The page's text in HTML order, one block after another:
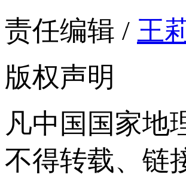
责任编辑 / 王
版权声明
凡中国国家地
不得转载、链